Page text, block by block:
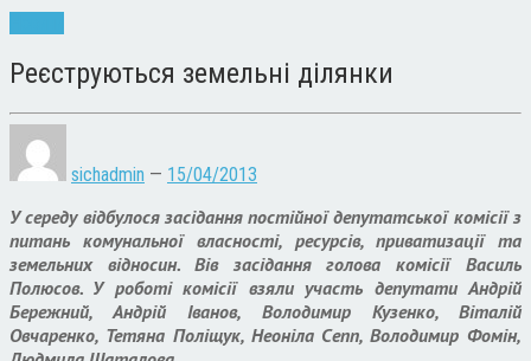
Реєструються земельні ділянки
sichadmin — 15/04/2013
У середу відбулося засідання постійної депутатської комісії з
питань комунальної власності, ресурсів, приватизації та
земельних відносин. Вів засідання голова комісії Василь
Полюсов. У роботі комісії взяли участь депутати Андрій
Бережний, Андрій Іванов, Володимир Кузенко, Віталій
Овчаренко, Тетяна Поліщук, Неоніла Сепп, Володимир Фомін,